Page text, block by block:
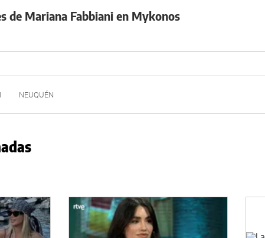
de Mariana Fabbiani en Mykonos
NEUQUÉN